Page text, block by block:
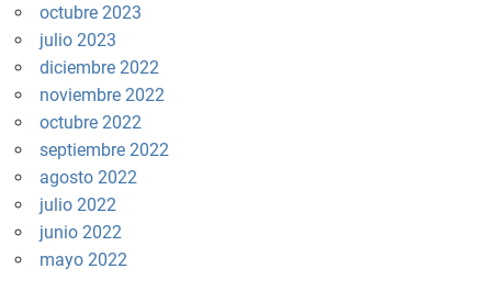
octubre 2023
julio 2023
diciembre 2022
noviembre 2022
octubre 2022
septiembre 2022
agosto 2022
julio 2022
junio 2022
mayo 2022